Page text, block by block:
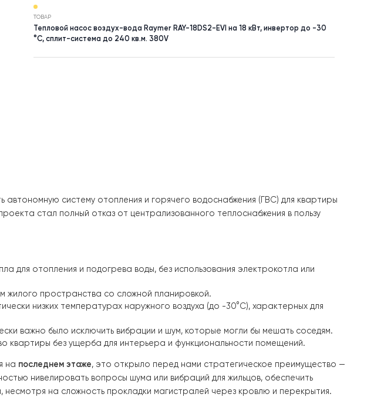
автономную систему отопления и горячего водоснабжения (ГВС) для
проекта стал полный отказ от централизованного теплоснабжения в
тепла для отопления и подогрева воды, без использования электрокотла
критически низких температурах наружного воздуха (до -30°C), характерных
критически важно было исключить вибрации и шум, которые могли бы мешать